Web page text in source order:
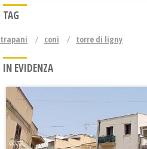
TAG
trapani coni torre di ligny
IN EVIDENZA